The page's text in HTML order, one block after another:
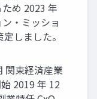
め 2023 年
・ミッショ
しました。
関東経済産業
2019 年 12